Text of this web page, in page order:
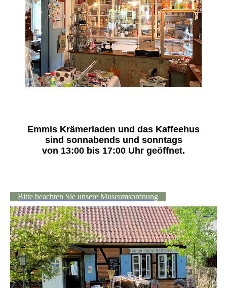
Emmis Krämerladen und das Kaffeehus
sind sonnabends und sonntags
von 13:00 bis 17:00 Uhr geöffnet.
Bitte beachten Sie unsere Museumsordnung